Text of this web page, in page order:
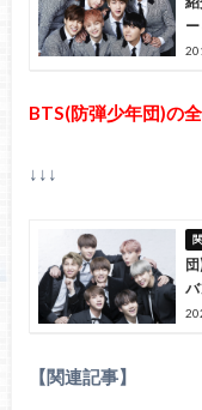
BTS(防弾少年団)の
↓↓↓
【関連記事】